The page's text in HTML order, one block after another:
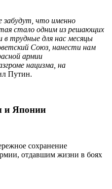
забудут, что именно
стало одним из решающих
трудные для нас месяцы
Союз, нанести нам
армии
нацизма, на
Путин.
и Японии
сохранение
отдавшим жизни в боях